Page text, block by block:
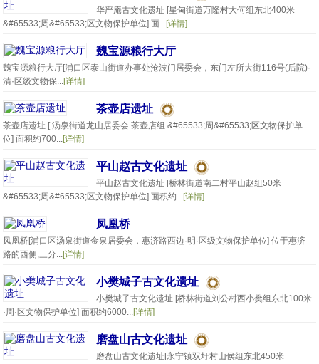
华严庵古文化遗址 [星甸街道万隆村大何组东北400米
&#65533;周&#65533;区文物保护单位] 面...[详情]
魏宝源粮行大厅
魏宝源粮行大厅[浦口区泰山街道办事处沧波门居委会，东门左所大街116号(后院)·
清·区级文物保...[详情]
茶壶店遗址
茶壶店遗址 [ 汤泉街道龙山居委会 茶壶店组 &#65533;周&#65533;区文物保护单
位] 面积约700...[详情]
平山赵古文化遗址
平山赵古文化遗址 [桥林街道南二村平山赵组50米
&#65533;周&#65533;区文物保护单位] 面积约...[详情]
凤凰桥
凤凰桥[浦口区汤泉街道金泉居委会，惠济路西边·明·区级文物保护单位] 位于惠济
路的西侧,三分...[详情]
小樊城子古文化遗址
小樊城子古文化遗址 [桥林街道刘公村西小樊组东北100米
·周·区文物保护单位] 面积约6000...[详情]
磨盘山古文化遗址
磨盘山古文化遗址[永宁镇双圩村山侯组东北450米